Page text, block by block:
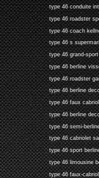
type 46 conduite
type 46 roadster
type 46 coach
type 46 s
type 46 grand-
type 46 berline
type 46 roadster
type 46 berline
type 46 faux
type 46 berline
type 46 semi-
type 46 cabriolet
type 46 sport
type 46 limousine
type 46 faux-